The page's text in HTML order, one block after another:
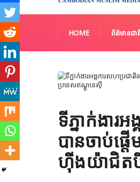
HOME ព័ត៌មានជា
ទីភ្នាក់ងា
បានចាប់ផ្
ហ៊ីងយ៉ាជិតបី